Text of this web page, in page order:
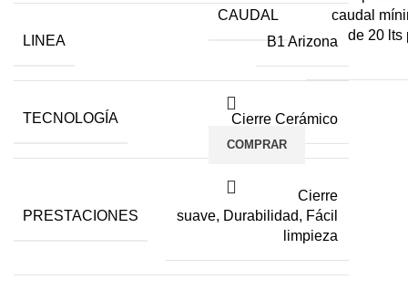
LINEA B1 Arizona
TECNOLOGÍA Cierre Cerámico
PRESTACIONES
Cierre
suave, Durabilidad, Fácil
limpieza
CAUDAL
caudal
de 20 lts
COMPRAR